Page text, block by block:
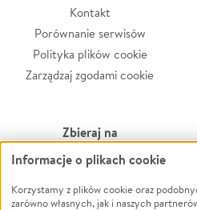
Kontakt
Porównanie serwisów
Polityka plików cookie
Zarządzaj zgodami cookie
Zbieraj na
Leczenie
Zwierzęta
Informacje o plikach cookie
Korzystamy z plików cookie oraz
zarówno własnych, jak i naszych